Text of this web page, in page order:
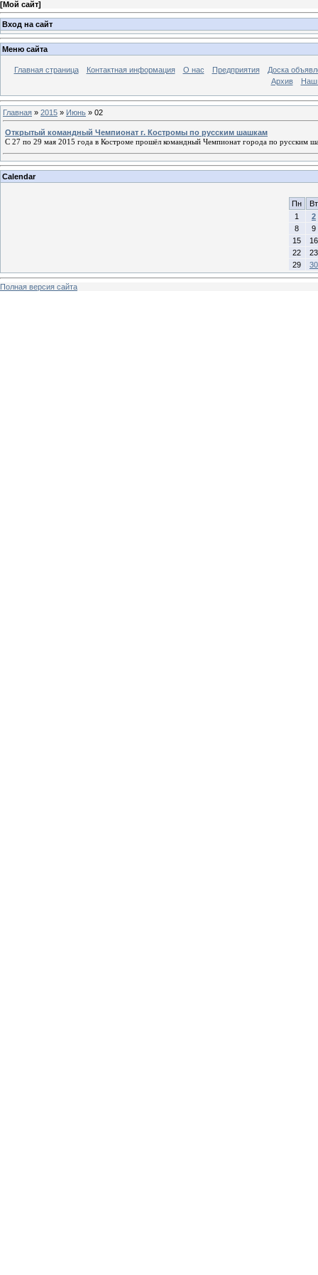
[Мой сайт]
Вход на сайт
Меню сайта
Главная страница Контактная информация О нас Предприятия
Доска
Архив
Главная » 2015 » Июнь » 02
Открытый командный Чемпионат г. Костромы по русским шашкам
С 27 по 29 мая 2015 года в Костроме прошёл командный Чемпионат города по русским
Calendar
Пн
Вт
1
2
8
9
15
16
22
23
29
30
Полная версия сайта